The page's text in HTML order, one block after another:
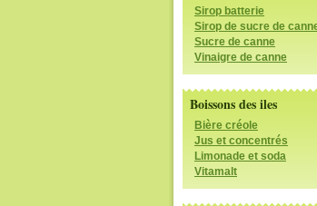
Sirop batterie
Sirop de sucre de
Sucre de canne
Vinaigre de canne
Boissons des iles
Bière créole
Jus et concentrés
Limonade et soda
Vitamalt